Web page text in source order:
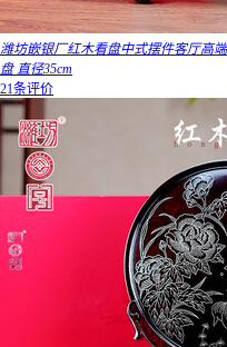
潍坊嵌银厂红木看盘中式摆件客厅高
盘 直径35cm
21条评价